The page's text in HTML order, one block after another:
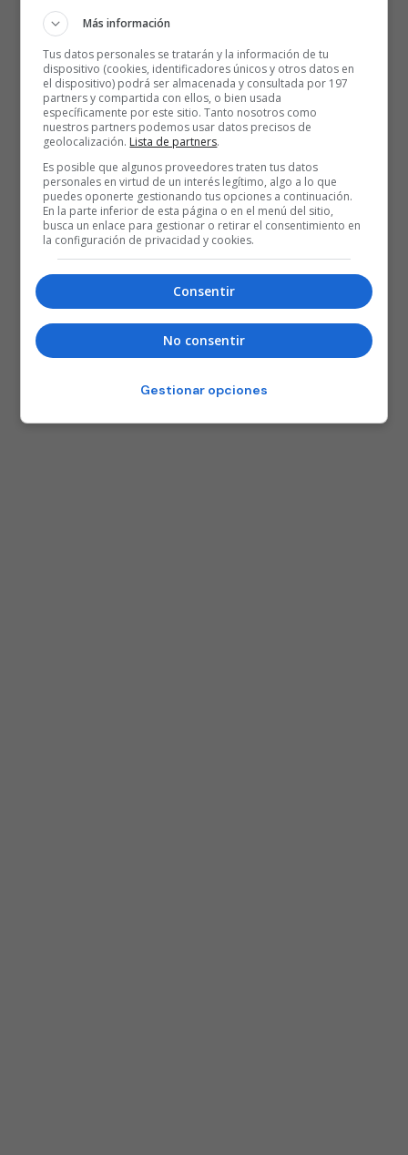
Más información
Tus datos personales se tratarán y la información de tu
dispositivo (cookies, identificadores únicos y otros datos en
el dispositivo) podrá ser almacenada y consultada por 197
partners y compartida con ellos, o bien usada
específicamente por este sitio. Tanto nosotros como
nuestros partners podemos usar datos precisos de
geolocalización. Lista de partners.
Es posible que algunos proveedores traten tus datos
personales en virtud de un interés legítimo, algo a lo que
puedes oponerte gestionando tus opciones a continuación.
En la parte inferior de esta página o en el menú del sitio,
busca un enlace para gestionar o retirar el consentimiento en
la configuración de privacidad y cookies.
Consentir
No consentir
Gestionar opciones